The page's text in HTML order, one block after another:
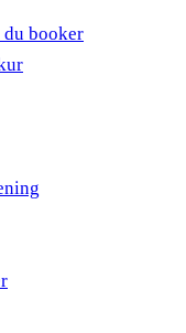
booker